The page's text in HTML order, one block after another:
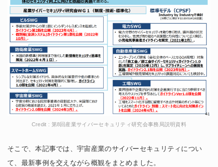
Credit : 第8回産業サイバーセキュリティ研究会事務局説明資料
そこで、本記事では、宇宙産業のサイバーセキュリティについ
て、最新事例を交えながら概観をまとめました。